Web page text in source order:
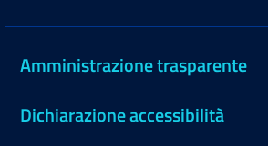
Amministrazione trasparente
Dichiarazione accessibilità